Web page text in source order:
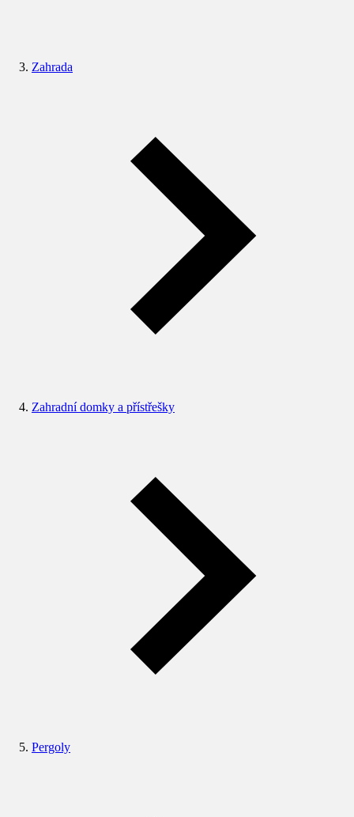
Zahrada
Zahradní domky a přístřešky
Pergoly